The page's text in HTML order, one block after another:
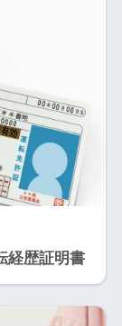
経歴証明書